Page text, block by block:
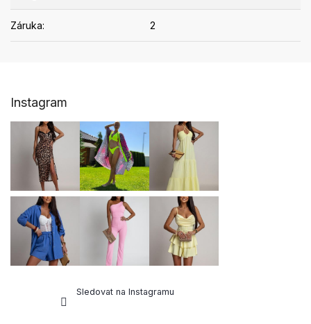
Záruka: 2
Instagram
Sledovat na Instagramu